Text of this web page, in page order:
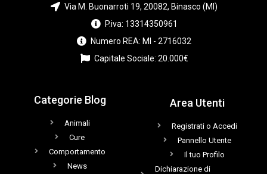
Via M. Buonarroti 19, 20082, Binasco (MI)
P.iva: 13314350961
Numero REA: MI - 2716032
Capitale Sociale: 20.000€
Categorie Blog
Animali
Cure
Comportamento
News
Area Utenti
Registrati o Accedi
Pannello Utente
Il tuo Profilo
Dichiarazione di